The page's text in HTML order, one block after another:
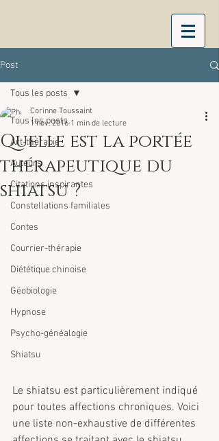
Post
Tous les posts
Art-thérapie
Auteurs
Citations inspirantes
Constellations familiales
Contes
Courrier-thérapie
Diététique chinoise
Géobiologie
Hypnose
Psycho-généalogie
Shiatsu
Tous les posts
Quelle est la portée
thérapeutique du
shiatsu ?
Corinne Toussaint
1 nov. 2016 1 min de lecture
Le shiatsu est particulièrement indiqué
pour toutes affections chroniques. Voici
une liste non-exhaustive de différentes